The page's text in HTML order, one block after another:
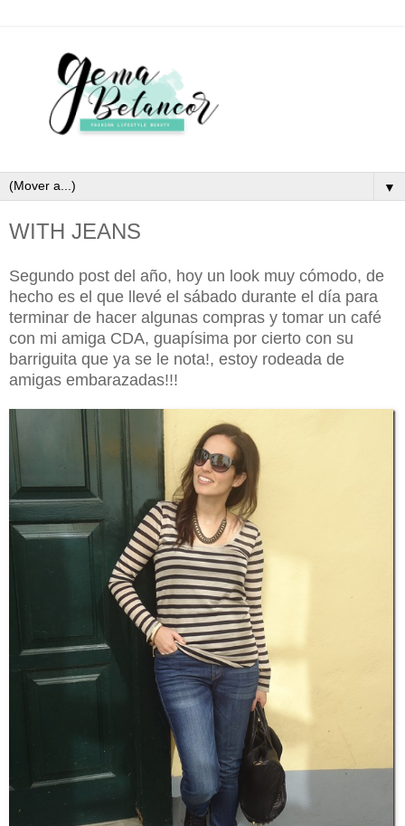
▼
WITH JEANS
Segundo post del año, hoy un look muy cómodo, de
hecho es el que llevé el sábado durante el día para
terminar de hacer algunas compras y tomar un café
con mi amiga CDA, guapísima por cierto con su
barriguita que ya se le nota!, estoy rodeada de
amigas embarazadas!!!